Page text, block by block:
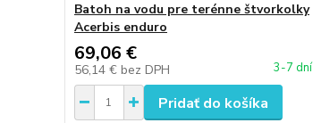
Batoh na vodu pre terénne štvorkolky
Acerbis enduro
69,06 €
56,14 € bez DPH 3-7 dní
Pridať do košíka